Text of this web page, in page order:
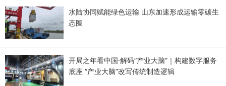
水陆协同赋能绿色运输 山东加速形成运输零碳生
态圈
开局之年看中国·解码“产业大脑”｜构建数字服务
底座 “产业大脑”改写传统制造逻辑